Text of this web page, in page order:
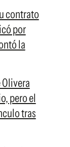
contrato
por
la
pero el
tras